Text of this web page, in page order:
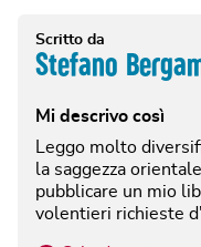
Scritto da
Stefano
Mi descrivo così
Leggo molto
la saggezza
pubblicare un mio
volentieri richieste